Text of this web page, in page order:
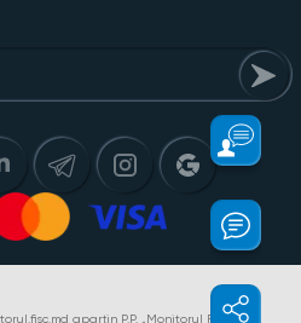
aparțin P.P. „Monitorul Fiscal